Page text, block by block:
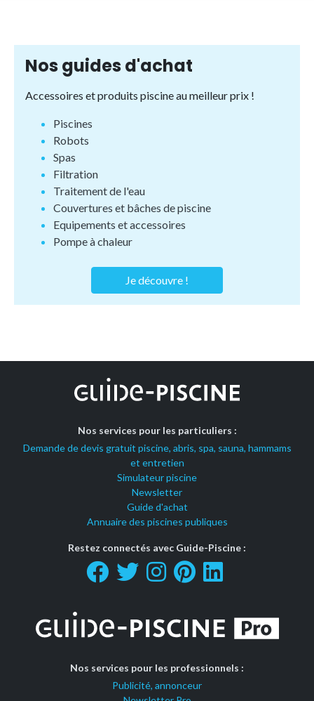
Nos guides d'achat
Accessoires et produits piscine au meilleur prix !
Piscines
Robots
Spas
Filtration
Traitement de l'eau
Couvertures et bâches de piscine
Equipements et accessoires
Pompe à chaleur
Je découvre !
Nos services pour les particuliers :
Demande de devis gratuit piscine, abris, spa, sauna, hammams
et entretien
Simulateur piscine
Newsletter
Guide d'achat
Annuaire des piscines publiques
Restez connectés avec Guide-Piscine :
Nos services pour les professionnels :
Publicité, annonceur